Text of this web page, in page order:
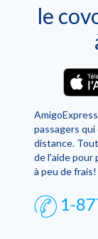
le
passagers
distance.
de l'aide pour
à peu de frais!
1-